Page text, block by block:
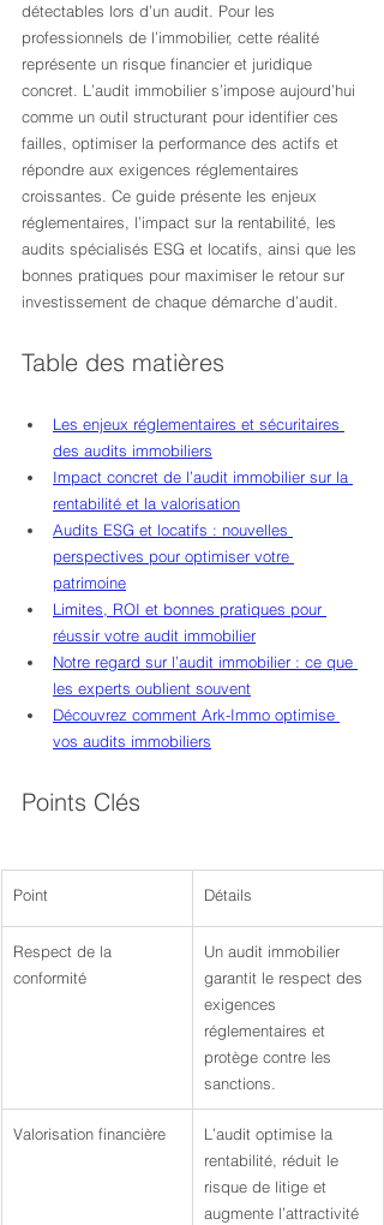
détectables lors d’un audit. Pour les
professionnels de l’immobilier, cette réalité
représente un risque financier et juridique
concret. L’audit immobilier s’impose aujourd’hui
comme un outil structurant pour identifier ces
failles, optimiser la performance des actifs et
répondre aux exigences réglementaires
croissantes. Ce guide présente les enjeux
réglementaires, l’impact sur la rentabilité, les
audits spécialisés ESG et locatifs, ainsi que les
bonnes pratiques pour maximiser le retour sur
investissement de chaque démarche d’audit.
Table des matières
Les enjeux réglementaires et sécuritaires
des audits immobiliers
Impact concret de l’audit immobilier sur la
rentabilité et la valorisation
Audits ESG et locatifs : nouvelles
perspectives pour optimiser votre
patrimoine
Limites, ROI et bonnes pratiques pour
réussir votre audit immobilier
Notre regard sur l’audit immobilier : ce que
les experts oublient souvent
Découvrez comment Ark-Immo optimise
vos audits immobiliers
Points Clés
Point Détails
Respect de la
conformité
Un audit immobilier
garantit le respect des
exigences
réglementaires et
protège contre les
sanctions.
Valorisation financière
L’audit optimise la
rentabilité, réduit le
risque de litige et
augmente l’attractivité